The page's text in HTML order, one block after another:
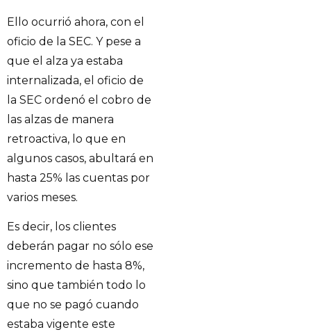
Ello ocurrió ahora, con el
oficio de la SEC. Y pese a
que el alza ya estaba
internalizada, el oficio de
la SEC ordenó el cobro de
las alzas de manera
retroactiva, lo que en
algunos casos, abultará en
hasta 25% las cuentas por
varios meses.
Es decir, los clientes
deberán pagar no sólo ese
incremento de hasta 8%,
sino que también todo lo
que no se pagó cuando
estaba vigente este